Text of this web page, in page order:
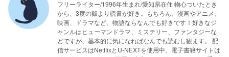
フリーライター/1996年生まれ/愛知県在住 物心ついたとき
から、3度の飯より読書が好き。もちろん、漫画やアニメ、
映画、ドラマなど、物語ならなんでも好きです！好きなジ
ャンルはヒューマンドラマ、ミステリー、ファンタジーな
どですが、基本的に気になればなんでも読むし観ます。 配
信サービスはNetflixとU-NEXTを使用中。電子書籍サイトは